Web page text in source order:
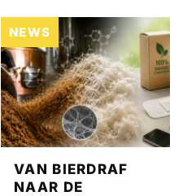
NEWS
VAN BIERDRAF
NAAR DE